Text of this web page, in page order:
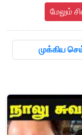
மேலும்
முக்கிய